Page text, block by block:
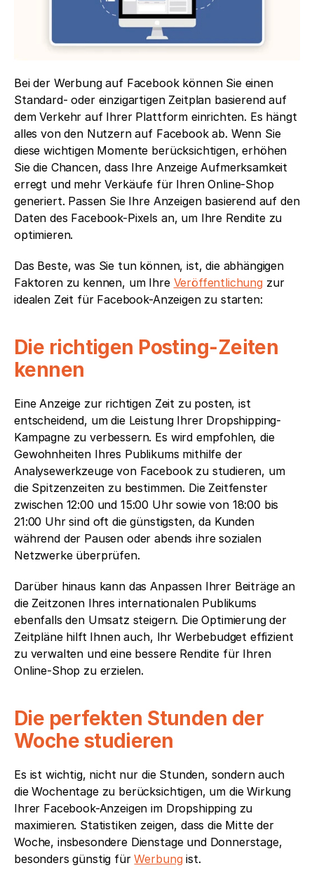
Bei der Werbung auf Facebook können Sie einen
Standard- oder einzigartigen Zeitplan basierend auf
dem Verkehr auf Ihrer Plattform einrichten. Es hängt
alles von den Nutzern auf Facebook ab. Wenn Sie
diese wichtigen Momente berücksichtigen, erhöhen
Sie die Chancen, dass Ihre Anzeige Aufmerksamkeit
erregt und mehr Verkäufe für Ihren Online-Shop
generiert. Passen Sie Ihre Anzeigen basierend auf den
Daten des Facebook-Pixels an, um Ihre Rendite zu
optimieren.
Das Beste, was Sie tun können, ist, die abhängigen
Faktoren zu kennen, um Ihre Veröffentlichung zur
idealen Zeit für Facebook-Anzeigen zu starten:
Die richtigen Posting-Zeiten
kennen
Eine Anzeige zur richtigen Zeit zu posten, ist
entscheidend, um die Leistung Ihrer Dropshipping-
Kampagne zu verbessern. Es wird empfohlen, die
Gewohnheiten Ihres Publikums mithilfe der
Analysewerkzeuge von Facebook zu studieren, um
die Spitzenzeiten zu bestimmen. Die Zeitfenster
zwischen 12:00 und 15:00 Uhr sowie von 18:00 bis
21:00 Uhr sind oft die günstigsten, da Kunden
während der Pausen oder abends ihre sozialen
Netzwerke überprüfen.
Darüber hinaus kann das Anpassen Ihrer Beiträge an
die Zeitzonen Ihres internationalen Publikums
ebenfalls den Umsatz steigern. Die Optimierung der
Zeitpläne hilft Ihnen auch, Ihr Werbebudget effizient
zu verwalten und eine bessere Rendite für Ihren
Online-Shop zu erzielen.
Die perfekten Stunden der
Woche studieren
Es ist wichtig, nicht nur die Stunden, sondern auch
die Wochentage zu berücksichtigen, um die Wirkung
Ihrer Facebook-Anzeigen im Dropshipping zu
maximieren. Statistiken zeigen, dass die Mitte der
Woche, insbesondere Dienstage und Donnerstage,
besonders günstig für Werbung ist.